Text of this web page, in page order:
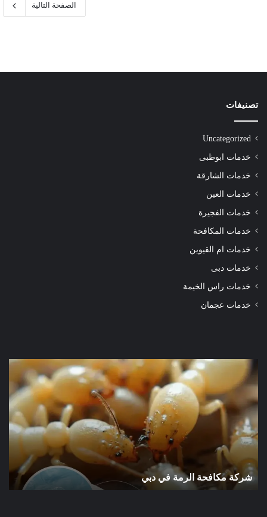
الصفحة التالية
تصنيفات
Uncategorized
خدمات ابوظبى
خدمات الشارقة
خدمات العين
خدمات الفجيرة
خدمات المكافحة
خدمات ام القيوين
خدمات دبى
خدمات راس الخيمة
خدمات عجمان
شركة
مكافحة
الرمة
في
دبي
شركة مكافحة الرمة في دبي
في